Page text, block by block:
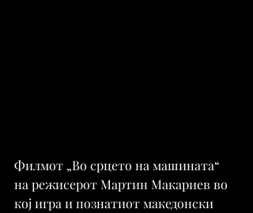
Филмот „Во срцето на машината“
на режисерот Мартин Макариев во
кој игра и познатиот македонски